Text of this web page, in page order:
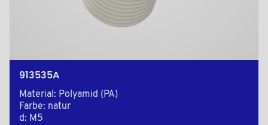
913535A
Material: Polyamid (PA)
Farbe: natur
d: M5